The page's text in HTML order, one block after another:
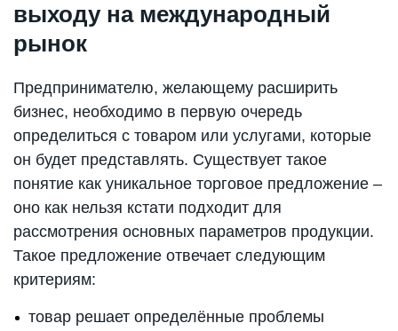
выходу на международный
рынок
Предпринимателю, желающему расширить
бизнес, необходимо в первую очередь
определиться с товаром или услугами, которые
он будет представлять. Существует такое
понятие как уникальное торговое предложение –
оно как нельзя кстати подходит для
рассмотрения основных параметров продукции.
Такое предложение отвечает следующим
критериям:
товар решает определённые проблемы